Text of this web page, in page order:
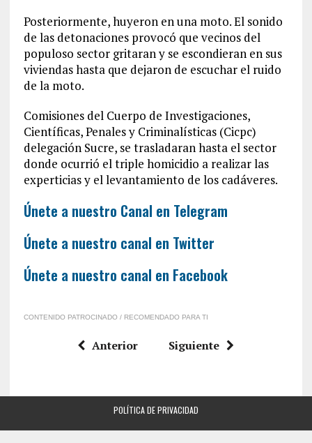
Posteriormente, huyeron en una moto. El sonido
de las detonaciones provocó que vecinos del
populoso sector gritaran y se escondieran en sus
viviendas hasta que dejaron de escuchar el ruido
de la moto.
Comisiones del Cuerpo de Investigaciones,
Científicas, Penales y Criminalísticas (Cicpc)
delegación Sucre, se trasladaran hasta el sector
donde ocurrió el triple homicidio a realizar las
experticias y el levantamiento de los cadáveres.
Únete a nuestro Canal en Telegram
Únete a nuestro canal en Twitter
Únete a nuestro canal en Facebook
CONTENIDO PATROCINADO / RECOMENDADO PARA TI
Anterior Siguiente
POLÍTICA DE PRIVACIDAD